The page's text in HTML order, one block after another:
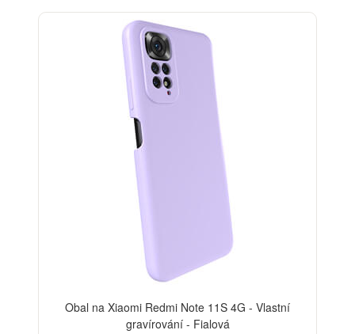
Obal na Xiaomi Redmi Note 11S 4G - Vlastní
gravírování - Fialová